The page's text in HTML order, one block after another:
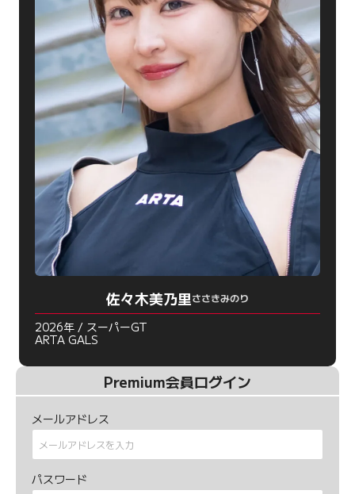
佐々木美乃里ささきみのり
2026年 / スーパーGT
ARTA GALS
Premium会員ログイン
メールアドレス
パスワード